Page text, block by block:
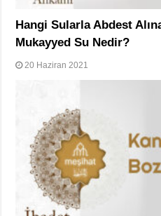
Hangi Sularla Abdest
Mukayyed Su Nedir?
20 Haziran 2021